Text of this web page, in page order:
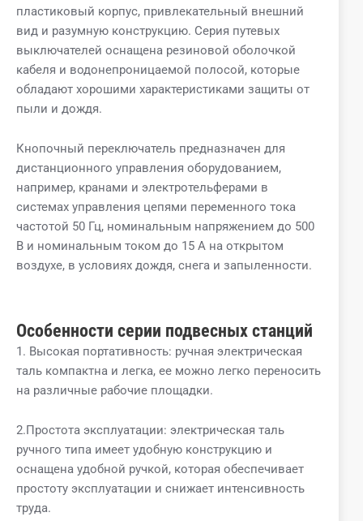
пластиковый корпус, привлекательный внешний
вид и разумную конструкцию. Серия путевых
выключателей оснащена резиновой оболочкой
кабеля и водонепроницаемой полосой, которые
обладают хорошими характеристиками защиты от
пыли и дождя.
Кнопочный переключатель предназначен для
дистанционного управления оборудованием,
например, кранами и электротельферами в
системах управления цепями переменного тока
частотой 50 Гц, номинальным напряжением до 500
В и номинальным током до 15 А на открытом
воздухе, в условиях дождя, снега и запыленности.
Особенности серии подвесных станций
1. Высокая портативность: ручная электрическая
таль компактна и легка, ее можно легко переносить
на различные рабочие площадки.
2.Простота эксплуатации: электрическая таль
ручного типа имеет удобную конструкцию и
оснащена удобной ручкой, которая обеспечивает
простоту эксплуатации и снижает интенсивность
труда.